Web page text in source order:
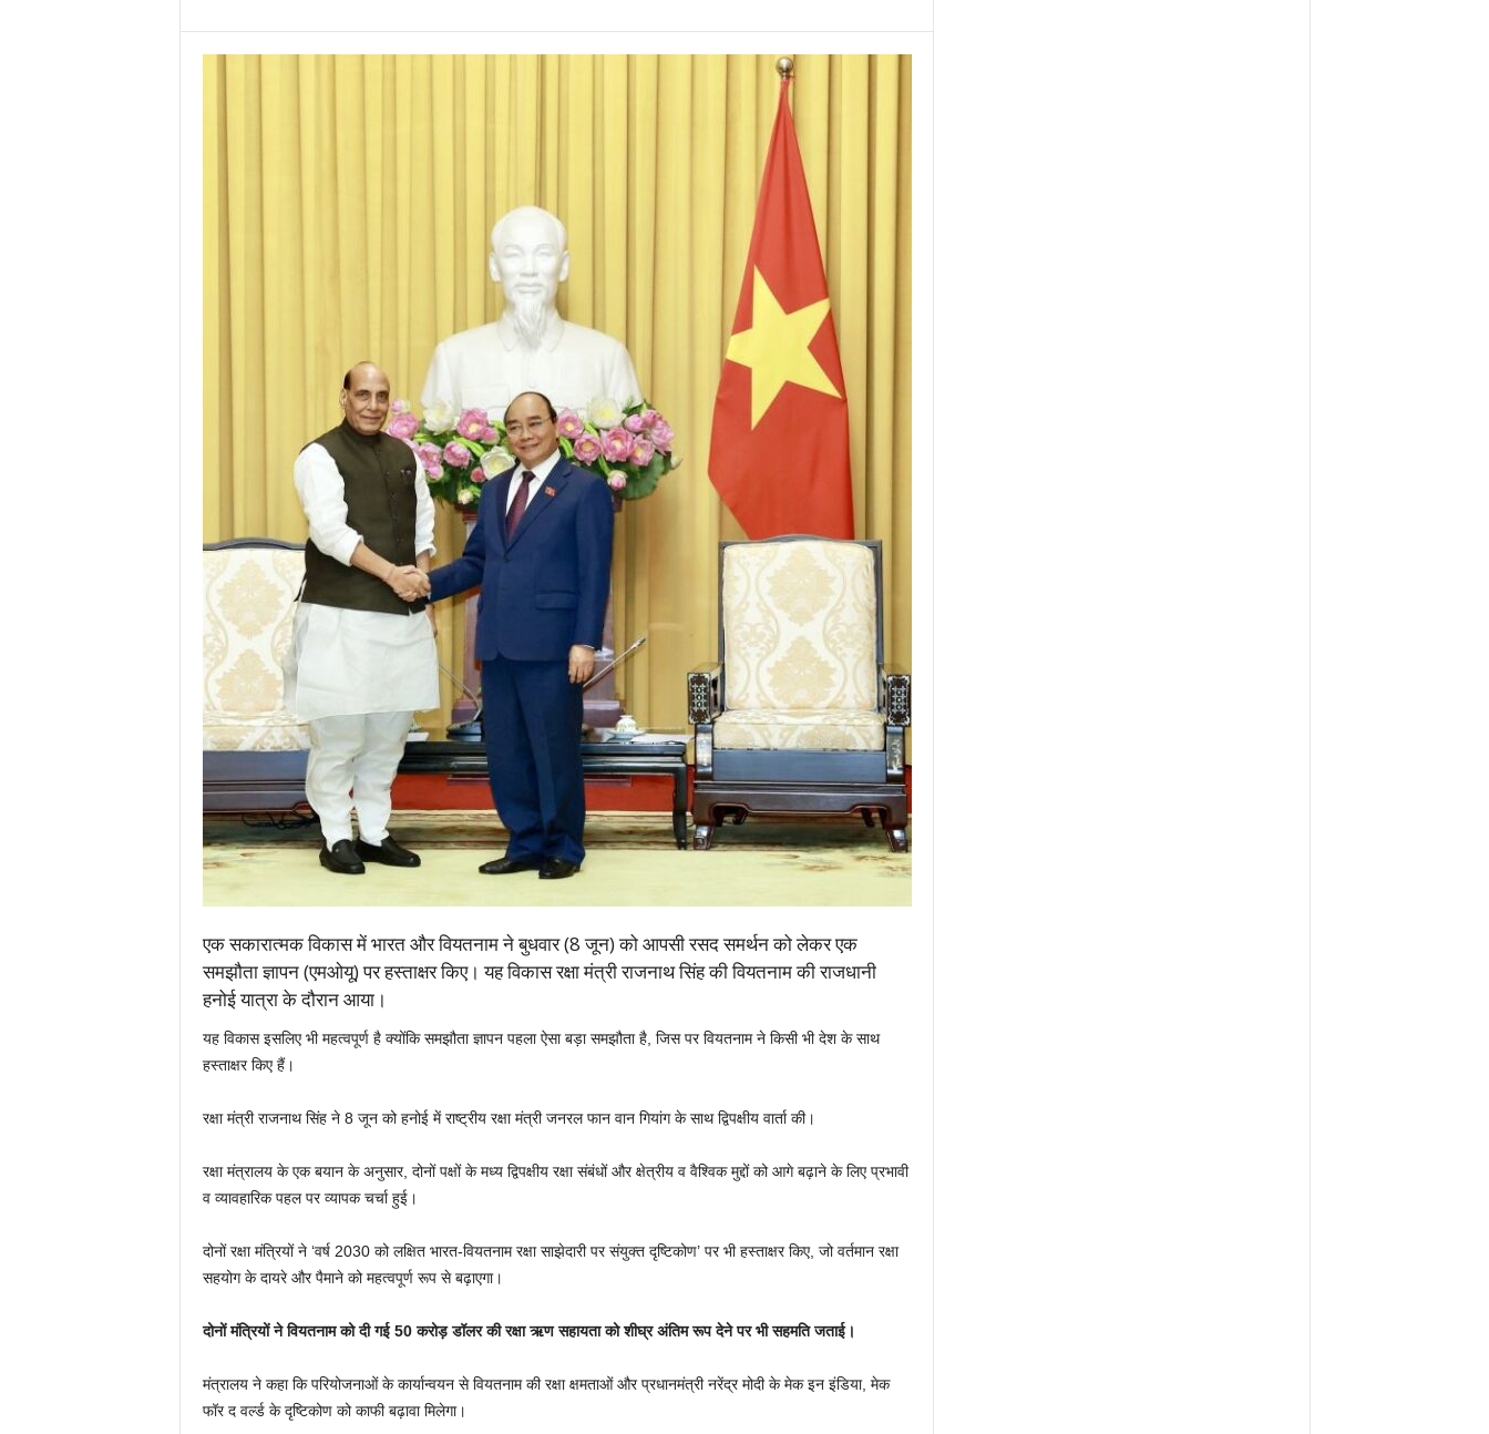
एक सकारात्मक विकास में भारत और वियतनाम ने बुधवार (8 जून) को आपसी रसद समर्थन को लेकर एक
समझौता ज्ञापन (एमओयू) पर हस्ताक्षर किए। यह विकास रक्षा मंत्री राजनाथ सिंह की वियतनाम की राजधानी
हनोई यात्रा के दौरान आया।
यह विकास इसलिए भी महत्वपूर्ण है क्योंकि समझौता ज्ञापन पहला ऐसा बड़ा समझौता है, जिस पर वियतनाम ने किसी भी देश के साथ
हस्ताक्षर किए हैं।
रक्षा मंत्री राजनाथ सिंह ने 8 जून को हनोई में राष्ट्रीय रक्षा मंत्री जनरल फान वान गियांग के साथ द्विपक्षीय वार्ता की।
रक्षा मंत्रालय के एक बयान के अनुसार, दोनों पक्षों के मध्य द्विपक्षीय रक्षा संबंधों और क्षेत्रीय व वैश्विक मुद्दों को आगे बढ़ाने के लिए प्रभावी
व व्यावहारिक पहल पर व्यापक चर्चा हुई।
दोनों रक्षा मंत्रियों ने ‘वर्ष 2030 को लक्षित भारत-वियतनाम रक्षा साझेदारी पर संयुक्त दृष्टिकोण’ पर भी हस्ताक्षर किए, जो वर्तमान रक्षा
सहयोग के दायरे और पैमाने को महत्वपूर्ण रूप से बढ़ाएगा।
दोनों मंत्रियों ने वियतनाम को दी गई 50 करोड़ डॉलर की रक्षा ऋण सहायता को शीघ्र अंतिम रूप देने पर भी सहमति जताई।
मंत्रालय ने कहा कि परियोजनाओं के कार्यान्वयन से वियतनाम की रक्षा क्षमताओं और प्रधानमंत्री नरेंद्र मोदी के मेक इन इंडिया, मेक
फॉर द वर्ल्ड के दृष्टिकोण को काफी बढ़ावा मिलेगा।